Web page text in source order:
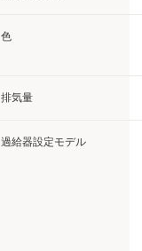
色
排気量
過給器設定モデル